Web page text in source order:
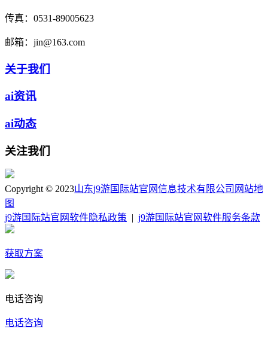
传真： 0531-89005623
邮箱： jin@163.com
关于我们
ai资讯
ai动态
关注我们
Copyright © 2023山东j9游国际站官网信息技术有限公司 网站地
图
j9游国际站官网软件隐私政策
j9游国际站官网软件服务条款
获取方案
电话咨询
电话咨询